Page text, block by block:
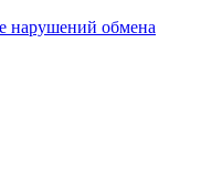
нарушений обмена